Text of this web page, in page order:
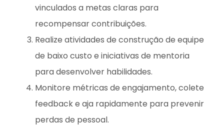
vinculados a metas claras para
recompensar contribuições.
Realize atividades de construção de equipe
de baixo custo e iniciativas de mentoria
para desenvolver habilidades.
Monitore métricas de engajamento, colete
feedback e aja rapidamente para prevenir
perdas de pessoal.